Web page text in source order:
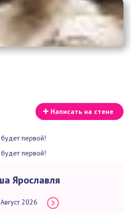
Написать на стене
первой!
первой!
Ярославля
Август 2026